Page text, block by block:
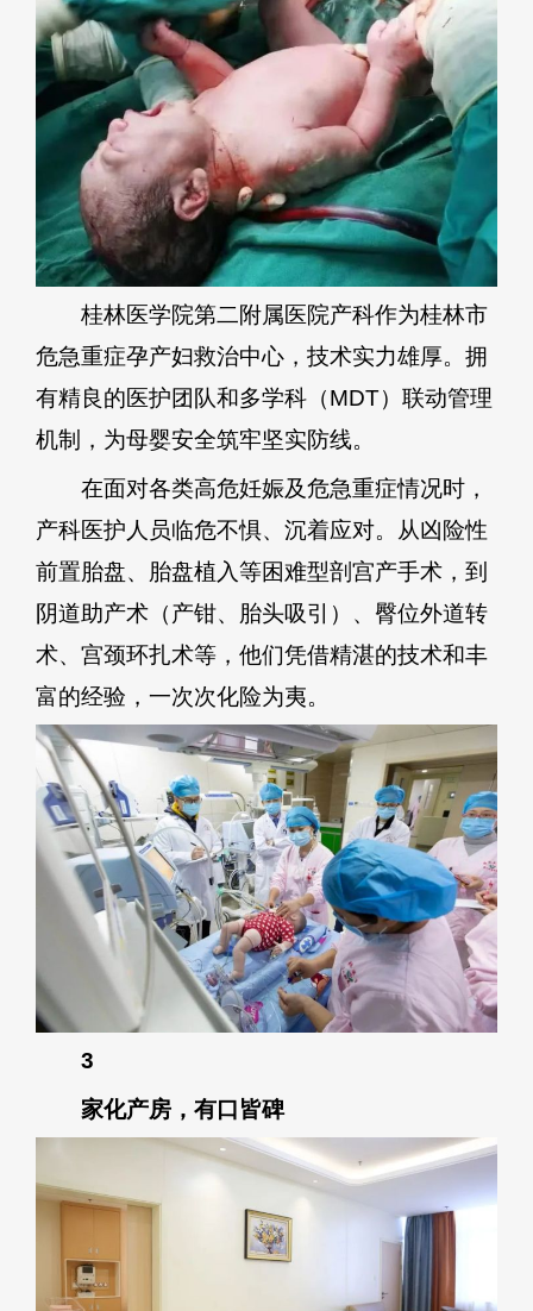
桂林医学院第二附属医院产科作为桂林市
危急重症孕产妇救治中心，技术实力雄厚。拥
有精良的医护团队和多学科（MDT）联动管理
机制，为母婴安全筑牢坚实防线。
在面对各类高危妊娠及危急重症情况时，
产科医护人员临危不惧、沉着应对。从凶险性
前置胎盘、胎盘植入等困难型剖宫产手术，到
阴道助产术（产钳、胎头吸引）、臀位外道转
术、宫颈环扎术等，他们凭借精湛的技术和丰
富的经验，一次次化险为夷。
3
家化产房，有口皆碑